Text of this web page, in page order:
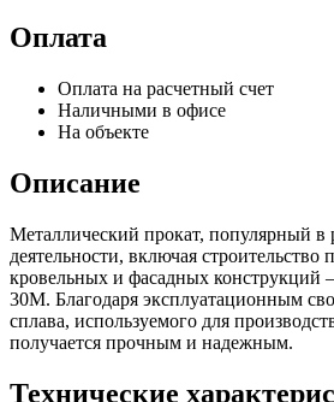
Оплата
Оплата на расчетный счет
Наличными в офисе
На объекте
Описание
Металлический прокат, популярный в
деятельности, включая строительство
кровельных и фасадных конструкций –
30М. Благодаря эксплуатационным
сплава, используемого для
получается прочным и надежным.
Технические